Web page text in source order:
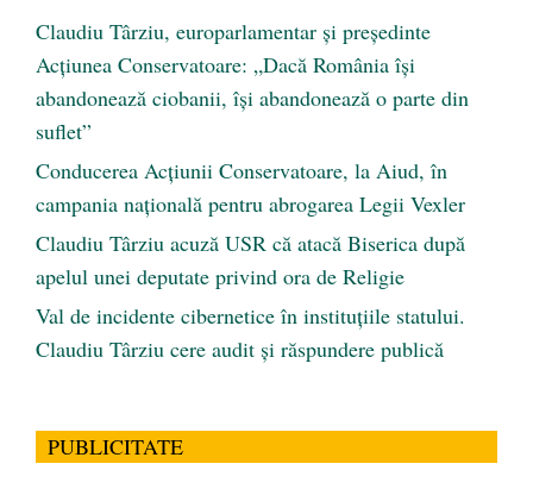
Claudiu Târziu, europarlamentar și președinte
Acțiunea Conservatoare: „Dacă România își
abandonează ciobanii, își abandonează o parte din
suflet”
Conducerea Acțiunii Conservatoare, la Aiud, în
campania națională pentru abrogarea Legii Vexler
Claudiu Târziu acuză USR că atacă Biserica după
apelul unei deputate privind ora de Religie
Val de incidente cibernetice în instituțiile statului.
Claudiu Târziu cere audit și răspundere publică
PUBLICITATE